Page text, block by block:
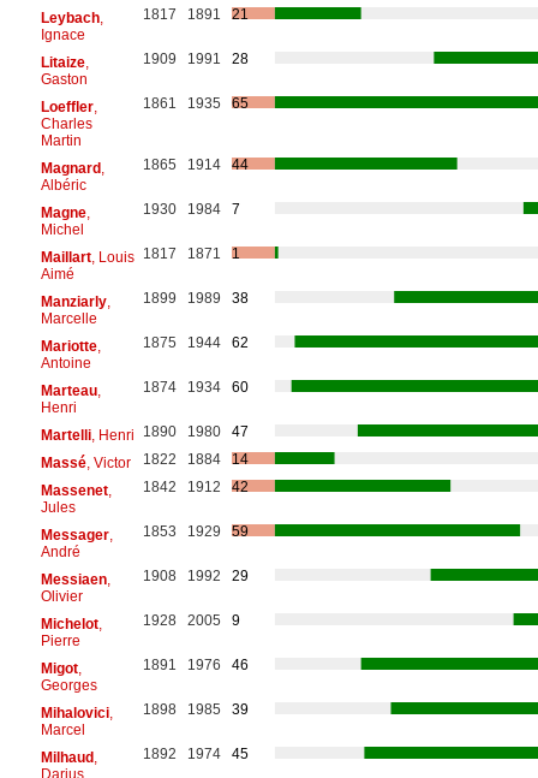
Leybach,
Ignace
1817 1891 21
Litaize,
Gaston
1909 1991 28
Loeffler,
Charles
Martin
1861 1935 65
Magnard,
Albéric
1865 1914 44
Magne,
Michel
1930 1984 7
Maillart, Louis
Aimé
1817 1871 1
Manziarly,
Marcelle
1899 1989 38
Mariotte,
Antoine
1875 1944 62
Marteau,
Henri
1874 1934 60
Martelli, Henri 1890 1980
47
Massé, Victor 1822 1884
14
Massenet,
Jules
1842 1912 42
Messager,
André
1853 1929 59
Messiaen,
Olivier
1908 1992 29
Michelot,
Pierre
1928 2005 9
Migot,
Georges
1891 1976 46
Mihalovici,
Marcel
1898 1985 39
Milhaud,
Darius
1892 1974 45